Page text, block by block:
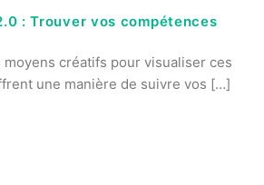
: Trouver vos compétences
créatifs pour visualiser ces
une manière de suivre vos […]